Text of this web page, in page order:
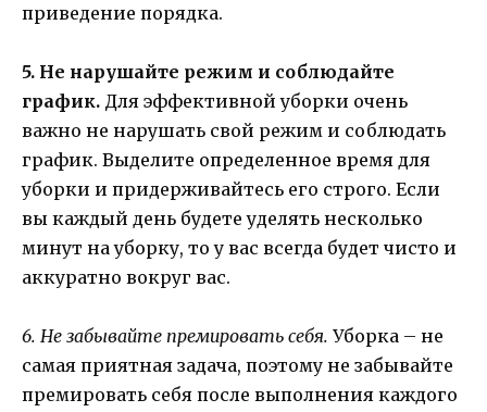
приведение порядка.
5. Не нарушайте режим и соблюдайте
график. Для эффективной уборки очень
важно не нарушать свой режим и соблюдать
график. Выделите определенное время для
уборки и придерживайтесь его строго. Если
вы каждый день будете уделять несколько
минут на уборку, то у вас всегда будет чисто и
аккуратно вокруг вас.
6. Не забывайте премировать себя. Уборка – не
самая приятная задача, поэтому не забывайте
премировать себя после выполнения каждого